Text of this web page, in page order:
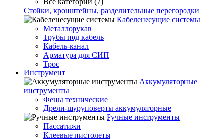
Все категории (7)
Стойки, кронштейны, разделительные перегородки
Кабеленесущие системы
Металлорукав
Трубы под кабель
Кабель-канал
Арматура для СИП
Трос
Инструмент
Аккумуляторные
инструменты
Фены технические
Дрели-шуруповерты аккумуляторные
Ручные инструменты
Пассатижи
Клеевые пистолеты